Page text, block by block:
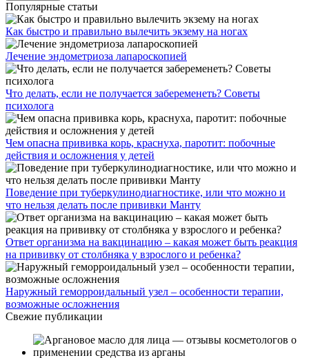
Популярные статьи
Как быстро и правильно вылечить экзему на ногах
Лечение эндометриоза лапароскопией
Что делать, если не получается забеременеть? Советы
психолога
Чем опасна прививка корь, краснуха, паротит: побочные
действия и осложнения у детей
Поведение при туберкулинодиагностике, или что можно и
что нельзя делать после прививки Манту
Ответ организма на вакцинацию – какая может быть реакция
на прививку от столбняка у взрослого и ребенка?
Наружный геморроидальный узел – особенности терапии,
возможные осложнения
Свежие публикации